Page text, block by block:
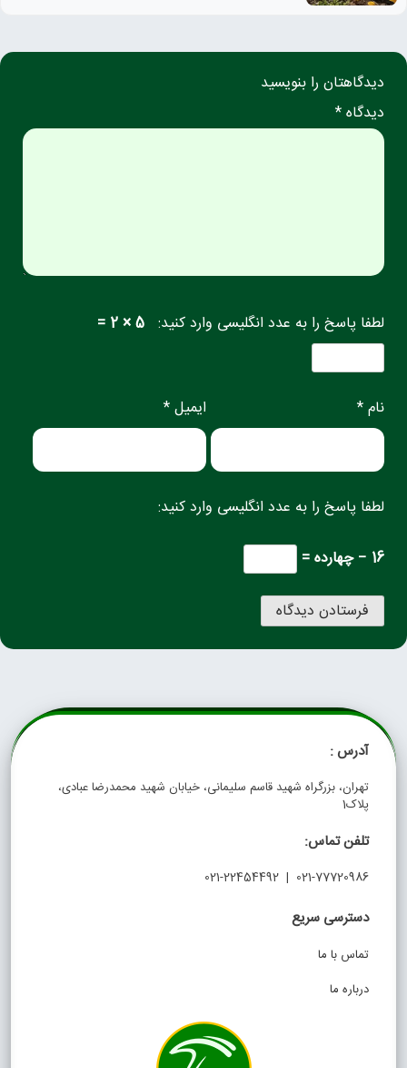
دیدگاهتان را بنویسید
دیدگاه *
لطفا پاسخ را به عدد انگلیسی وارد کنید: 5 × 2 =
نام * ایمیل *
لطفا پاسخ را به عدد انگلیسی وارد کنید:
16 − چهارده =
آدرس :
تهران، بزرگراه شهید قاسم سلیمانی، خیابان شهید محمدرضا عبادی،
پلاک1
تلفن تماس:
021-77720986 | 021-22454492
دسترسی سریع
تماس با ما
درباره ما